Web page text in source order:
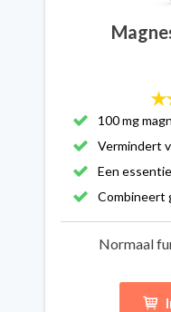
100 mg
Vermindert
Een
Combineert
Normaal